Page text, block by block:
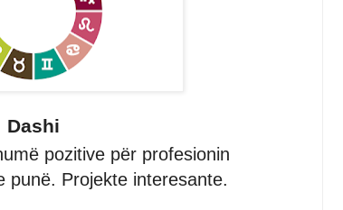
Dashi
pozitive për profesionin
punë. Projekte interesante.